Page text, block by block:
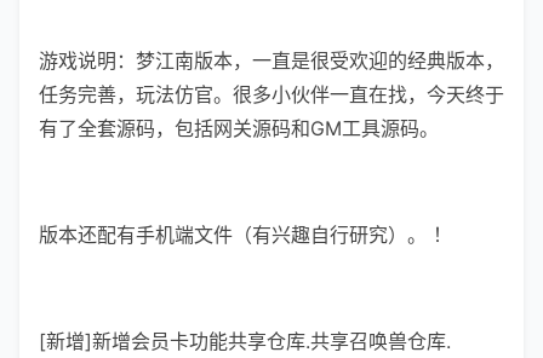
游戏说明：梦江南版本，一直是很受欢迎的经典版本，
任务完善，玩法仿官。很多小伙伴一直在找，今天终于
有了全套源码，包括网关源码和GM工具源码。
版本还配有手机端文件（有兴趣自行研究）。 ！
[新增]新增会员卡功能共享仓库.共享召唤兽仓库.